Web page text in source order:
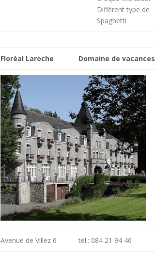
Différent type de
Spaghetti
Floréal Laroche Domaine de vacances
Avenue de Villez 6 tél.: 084 21 94 46